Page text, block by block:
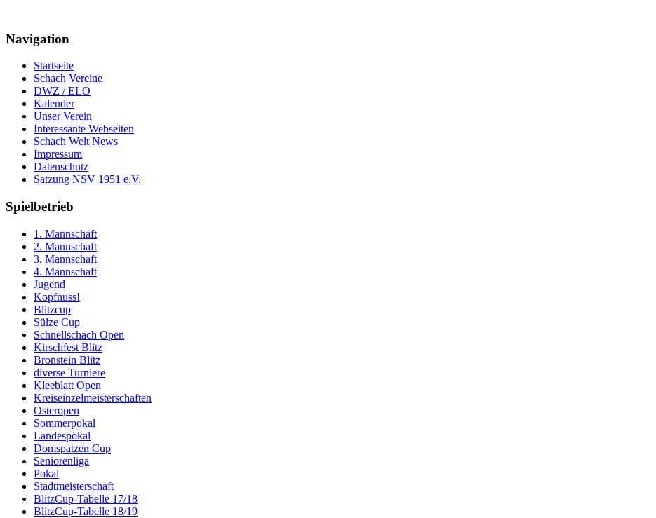
Navigation
Startseite
Schach Vereine
DWZ / ELO
Kalender
Unser Verein
Interessante Webseiten
Schach Welt News
Impressum
Datenschutz
Satzung NSV 1951 e.V.
Spielbetrieb
1. Mannschaft
2. Mannschaft
3. Mannschaft
4. Mannschaft
Jugend
Kopfnuss!
Blitzcup
Sülze Cup
Schnellschach Open
Kirschfest Blitz
Bronstein Blitz
diverse Turniere
Kleeblatt Open
Kreiseinzelmeisterschaften
Osteropen
Sommerpokal
Landespokal
Domspatzen Cup
Seniorenliga
Pokal
Stadtmeisterschaft
BlitzCup-Tabelle 17/18
BlitzCup-Tabelle 18/19